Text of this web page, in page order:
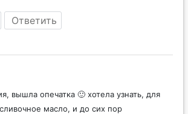
Ответить
вышла опечатка 🙂 хотела узнать, для
масло, и до сих пор